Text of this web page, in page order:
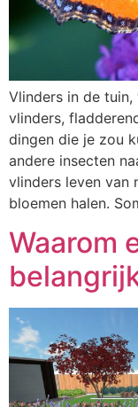
Vlinders in de
vlinders,
dingen die je zou
andere insecten
vlinders leven van
bloemen halen.
Waarom